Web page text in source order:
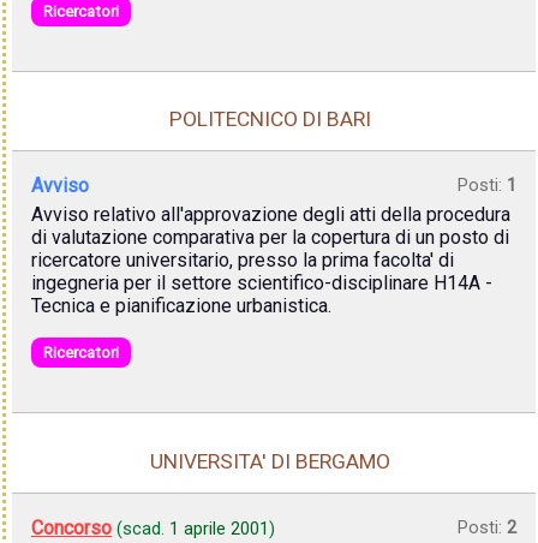
Ricercatori
POLITECNICO DI BARI
Avviso Posti: 1
Avviso relativo all'approvazione degli atti della procedura
di valutazione comparativa per la copertura di un posto di
ricercatore universitario, presso la prima facolta' di
ingegneria per il settore scientifico-disciplinare H14A -
Tecnica e pianificazione urbanistica.
Ricercatori
UNIVERSITA' DI BERGAMO
Concorso (scad. 1 aprile 2001) Posti: 2